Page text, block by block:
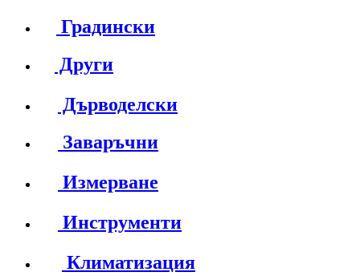
Градински
Други
Дърводелски
Заваръчни
Измерване
Инструменти
Климатизация